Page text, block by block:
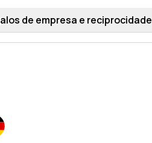
de empresa e reciprocidade